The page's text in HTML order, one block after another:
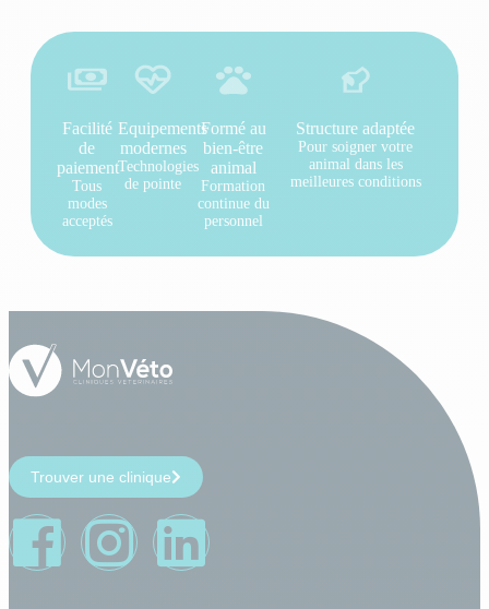
Facilité
de
paiement
Tous
modes
acceptés
Equipements
modernes
Technologies
de pointe
Formé au
bien-être
animal
Formation
continue du
personnel
Structure adaptée
Pour soigner votre
animal dans les
meilleures conditions
Trouver une clinique